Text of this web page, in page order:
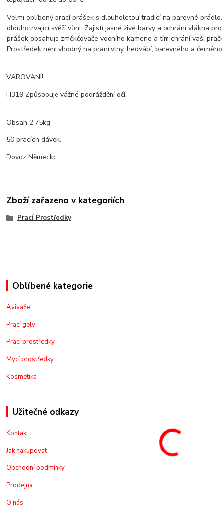
Velmi oblíbený prací prášek s dlouholetou tradicí na barevné
dlouhotrvající svěží vůni. Zajistí jasné živé barvy a ochrání vlákna
prášek obsahuje změkčovače vodního kamene a tím chrání vaši
Prostředek není vhodný na praní vlny, hedvábí, barevného a
VAROVÁNÍ!
H319 Způsobuje vážné podráždění očí.
Obsah 2,75kg
50 pracích dávek.
Dovoz Německo
Zboží zařazeno v kategoriích
Prací Prostředky
Oblíbené kategorie
Aviváže
Prací gely
Prací prostředky
Mycí prostředky
Kosmetika
Užitečné odkazy
Kontakt
Jak nakupovat
Obchodní podmínky
Prodejna
O nás